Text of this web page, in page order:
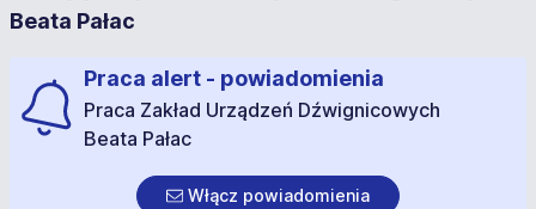
Beata Pałac
Praca alert - powiadomienia
Praca Zakład Urządzeń Dźwignicowych
Beata Pałac
Włącz powiadomienia